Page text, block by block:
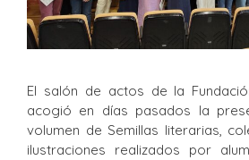
El salón de actos de la
acogió en días pasados la
volumen de Semillas literarias,
ilustraciones realizados por